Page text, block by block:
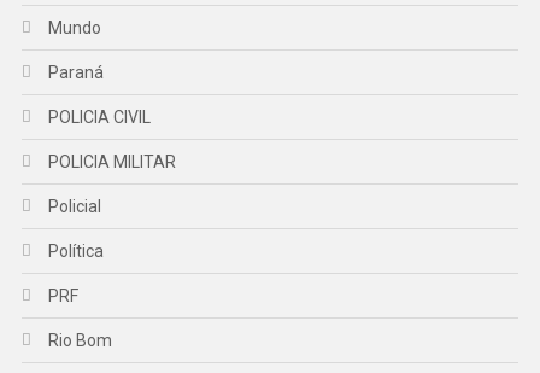
Mundo
Paraná
POLICIA CIVIL
POLICIA MILITAR
Policial
Política
PRF
Rio Bom